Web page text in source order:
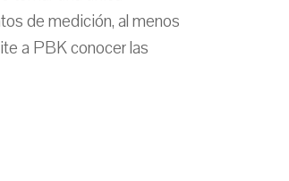
de medición, al menos
a PBK conocer las